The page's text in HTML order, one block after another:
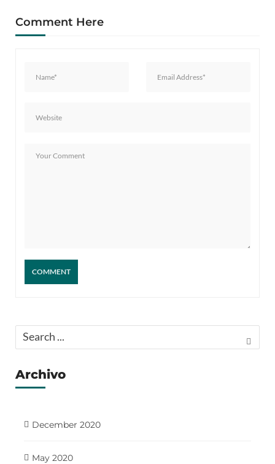
Comment Here
Archivo
December 2020
May 2020